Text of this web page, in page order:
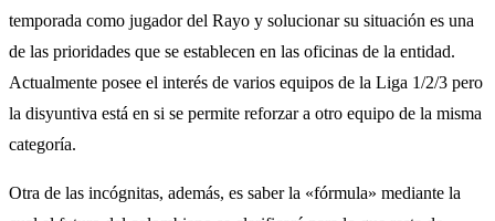
temporada como jugador del Rayo y solucionar su situación es una
de las prioridades que se establecen en las oficinas de la entidad.
Actualmente posee el interés de varios equipos de la Liga 1/2/3 pero
la disyuntiva está en si se permite reforzar a otro equipo de la misma
categoría.
Otra de las incógnitas, además, es saber la «fórmula» mediante la